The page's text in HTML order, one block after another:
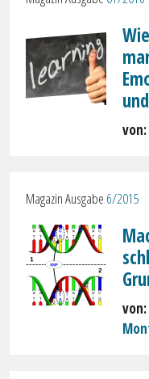
von:
Magazin Ausgabe 6/2015
von: